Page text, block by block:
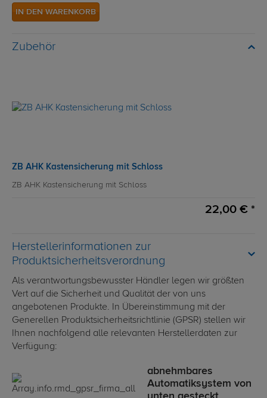
IN DEN WARENKORB
Zubehör
ZB AHK Kastensicherung mit Schloss
ZB AHK Kastensicherung mit Schloss
22,00 € *
Herstellerinformationen zur
Produktsicherheitsverordnung
Als verantwortungsbewusster Händler legen wir größten
Vert auf die Sicherheit und Qualität der von uns
angebotenen Produkte. In Übereinstimmung mit der
Generellen Produktsicherheitsrichtlinie (GPSR) stellen wir
Ihnen nachfolgend alle relevanten Herstellerdaten zur
Verfügung:
abnehmbares
Automatiksystem von